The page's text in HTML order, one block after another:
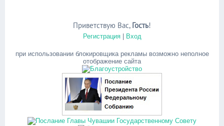
Приветствую Вас, Гость!
Регистрация| Вход
при использовании блокировщика рекламы возможно неполное
отображение сайта